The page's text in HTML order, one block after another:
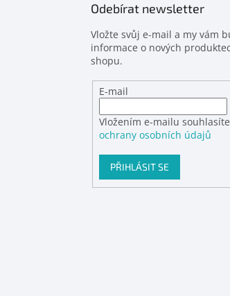
Odebírat newsletter
Vložte svůj e-mail a my vám
informace o nových
shopu.
E-mail
Vložením e-mailu
ochrany osobních údajů
PŘIHLÁSIT SE